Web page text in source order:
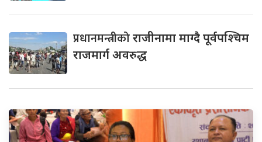
प्रधानमन्त्रीकोराजीनामा माग्दै पूर्वपश्चिम
राजमार्ग अवरुद्ध